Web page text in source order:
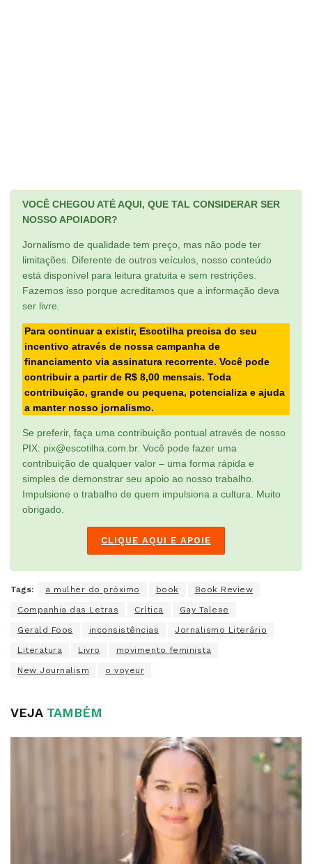
VOCÊ CHEGOU ATÉ AQUI, QUE TAL CONSIDERAR SER
NOSSO APOIADOR?
Jornalismo de qualidade tem preço, mas não pode ter
limitações. Diferente de outros veículos, nosso conteúdo
está disponível para leitura gratuita e sem restrições.
Fazemos isso porque acreditamos que a informação deva
ser livre.
Para continuar a existir, Escotilha precisa do seu
incentivo através de nossa campanha de
financiamento via assinatura recorrente. Você pode
contribuir a partir de R$ 8,00 mensais. Toda
contribuição, grande ou pequena, potencializa e ajuda
a manter nosso jornalismo.
Se preferir, faça uma contribuição pontual através de nosso
PIX: pix@escotilha.com.br. Você pode fazer uma
contribuição de qualquer valor – uma forma rápida e
simples de demonstrar seu apoio ao nosso trabalho.
Impulsione o trabalho de quem impulsiona a cultura. Muito
obrigado.
CLIQUE AQUI E APOIE
Tags: a mulher do próximo book Book Review
Companhia das Letras Crítica Gay Talese
Gerald Foos inconsistências Jornalismo Literário
Literatura Livro movimento feminista
New Journalism o voyeur
VEJATAMBÉM